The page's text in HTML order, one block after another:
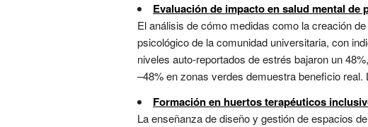
Evaluación de impacto en salud mental de
El análisis de cómo medidas como la creación
psicológico de la comunidad universitaria, con
niveles auto-reportados de estrés bajaron un
–48% en zonas verdes demuestra beneficio
Formación en huertos terapéuticos
La enseñanza de diseño y gestión de espacios